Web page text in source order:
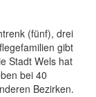
(fünf), drei
gibt
Stadt Wels hat
bei 40
Bezirken.